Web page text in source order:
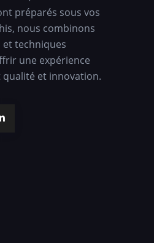
préparés sous vos
nous combinons
techniques
une expérience
et innovation.